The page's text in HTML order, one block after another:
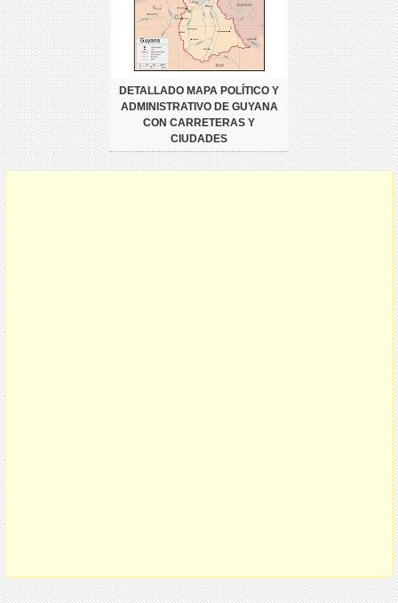
DETALLADO MAPA POLÍTICO Y
ADMINISTRATIVO DE GUYANA
CON CARRETERAS Y
CIUDADES